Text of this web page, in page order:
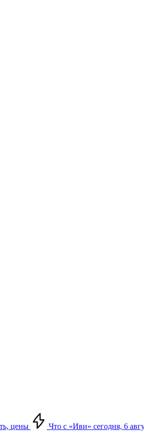
цены Что с «Иви» сегодня, 6